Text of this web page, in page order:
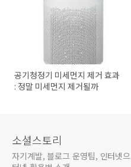
공기청정기 미세먼지 제거 효과
: 정말 미세먼지 제거될까
소셜스토리
자기계발, 블로그 운영팁, 인터넷